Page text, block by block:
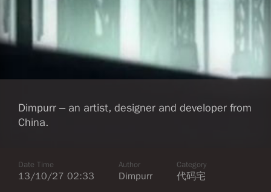
Dimpurr – an artist, designer and developer from
China.
Date Time
13/10/27 02:33
Author
Dimpurr
Category
代码宅